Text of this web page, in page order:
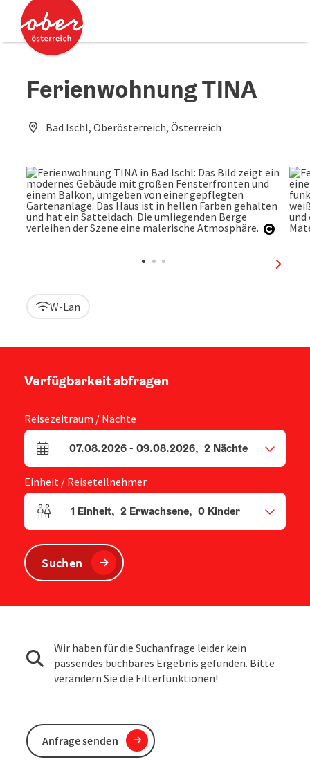
Zum Inhalt
Zum Seitenanfang
Ferienwohnung TINA
Bad Ischl, Oberösterreich, Österreich
W-Lan
Verfügbarkeit abfragen
Reisezeitraum / Nächte
An- und Abreisefelder
07.08.2026- 09.08.2026, 2 Nächte
Einheit / Reiseteilnehmer
Einheitenanzahl und Personenfelder
1 Einheit, 2 Erwachsene, 0 Kinder
Suchen
Wir haben für die Suchanfrage leider kein
passendes buchbares Ergebnis gefunden. Bitte
verändern Sie die Filterfunktionen!
Anfrage senden